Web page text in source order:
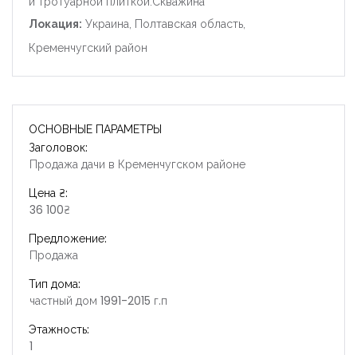
Локация: Украина, Полтавская область,
Кременчугский район
ОСНОВНЫЕ ПАРАМЕТРЫ
Заголовок:
Продажа дачи в Кременчугском районе
Цена ₴:
36 100₴
Предложение:
Продажа
Тип дома:
частный дом 1991-2015 г.п
Этажность:
1